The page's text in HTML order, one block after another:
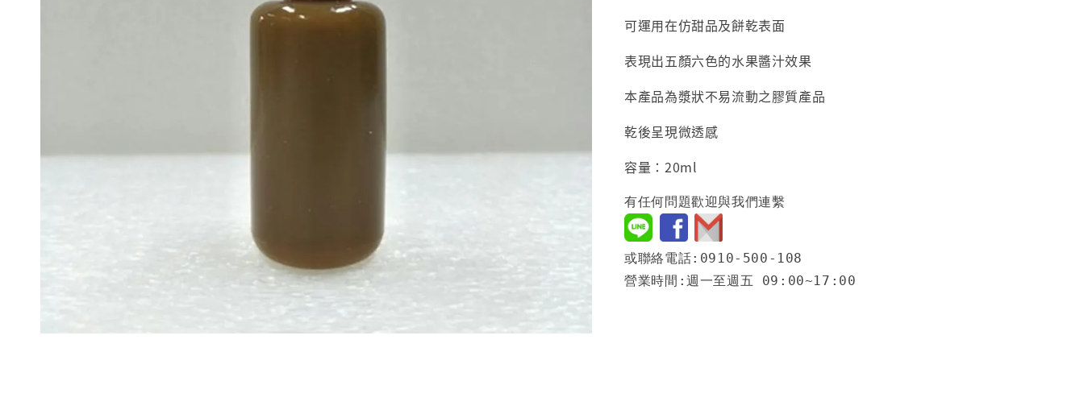
可運用在仿甜品及餅乾表面
表現出五顏六色的水果醬汁效果
本產品為漿狀不易流動之膠質產品
乾後呈現微透感
容量：20ml
有任何問題歡迎與我們連繫
或聯絡電話:0910-500-108
營業時間:週一至週五 09:00~17:00